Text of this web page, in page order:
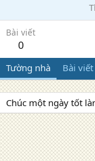
Bài viết
0
Tường nhà Bài viết
Chúc một ngày tốt